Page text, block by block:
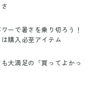
ーで暑さを乗り切ろう！
購入必至アイテム
大満足の「買ってよかっ